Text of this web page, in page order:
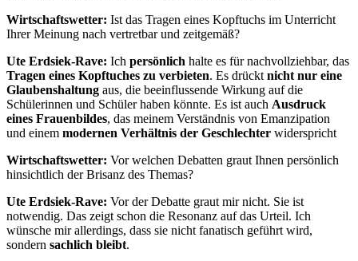
Wirtschaftswetter: Ist das Tragen eines Kopftuchs im Unterricht
Ihrer Meinung nach vertretbar und zeitgemäß?
Ute Erdsiek-Rave: Ich persönlich halte es für nachvollziehbar, das
Tragen eines Kopftuches zu verbieten. Es drückt nicht nur eine
Glaubenshaltung aus, die beeinflussende Wirkung auf die
Schülerinnen und Schüler haben könnte. Es ist auch Ausdruck
eines Frauenbildes, das meinem Verständnis von Emanzipation
und einem modernen Verhältnis der Geschlechter widerspricht
Wirtschaftswetter: Vor welchen Debatten graut Ihnen persönlich
hinsichtlich der Brisanz des Themas?
Ute Erdsiek-Rave: Vor der Debatte graut mir nicht. Sie ist
notwendig. Das zeigt schon die Resonanz auf das Urteil. Ich
wünsche mir allerdings, dass sie nicht fanatisch geführt wird,
sondern sachlich bleibt.